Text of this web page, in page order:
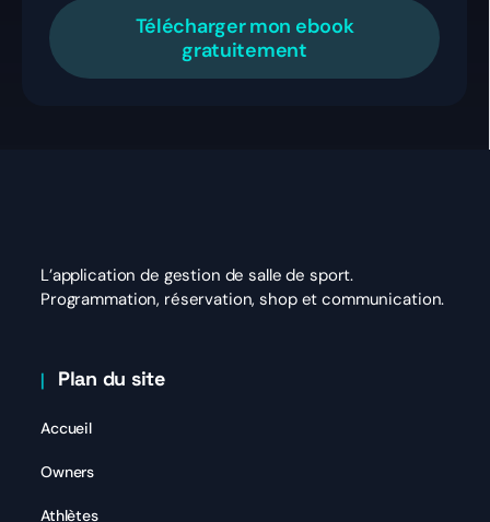
Télécharger mon ebook
gratuitement
L’application de gestion de salle de sport.
Programmation, réservation, shop et communication.
Plan du site
Accueil
Owners
Athlètes